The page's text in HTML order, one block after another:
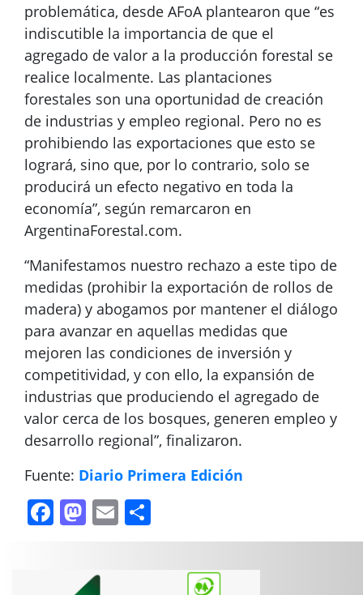
problemática, desde AFoA plantearon que “es
indiscutible la importancia de que el
agregado de valor a la producción forestal se
realice localmente. Las plantaciones
forestales son una oportunidad de creación
de industrias y empleo regional. Pero no es
prohibiendo las exportaciones que esto se
logrará, sino que, por lo contrario, solo se
producirá un efecto negativo en toda la
economía”, según remarcaron en
ArgentinaForestal.com.
“Manifestamos nuestro rechazo a este tipo de
medidas (prohibir la exportación de rollos de
madera) y abogamos por mantener el diálogo
para avanzar en aquellas medidas que
mejoren las condiciones de inversión y
competitividad, y con ello, la expansión de
industrias que produciendo el agregado de
valor cerca de los bosques, generen empleo y
desarrollo regional”, finalizaron.
Fuente: Diario Primera Edición
Facebook
Mastodon
Email